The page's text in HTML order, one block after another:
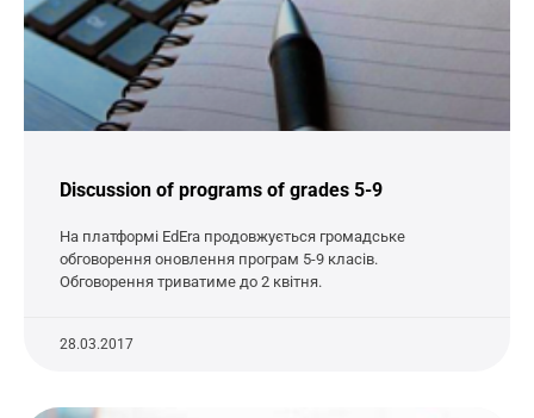
Discussion of programs of grades 5-9
На платформі EdEra продовжується громадське
обговорення оновлення програм 5-9 класів.
Обговорення триватиме до 2 квітня.
28.03.2017